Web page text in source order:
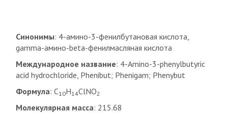
Синонимы: 4-амино-3-фенилбутановая кислота,
gamma-амино-beta-фенилмасляная кислота
Международное название: 4-Amino-3-phenylbutyric
acid hydrochloride, Phenibut; Phenigam; Phenybut
Формула: C10H14ClNO2
Молекулярная масса: 215.68